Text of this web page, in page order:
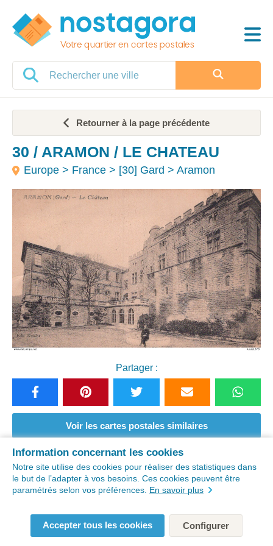
Votre quartier en cartes postales
Retourner à la page précédente
30 / ARAMON / LE CHATEAU
Europe > France > [30] Gard > Aramon
Partager :
Voir les cartes postales similaires
Achetez cette carte postale ancienne "30 /
ARAMON / LE CHATEAU" sur
Information concernant les cookies
Notre site utilise des cookies pour réaliser des statistiques dans
le but de l’adapter à vos besoins. Ces cookies peuvent être
paramétrés selon vos préférences. En savoir plus
Accepter tous les cookies Configurer